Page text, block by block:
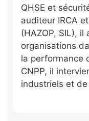
QHSE et
auditeur IRCA
(HAZOP, SIL), il
organisations
la performance
CNPP, il
industriels et